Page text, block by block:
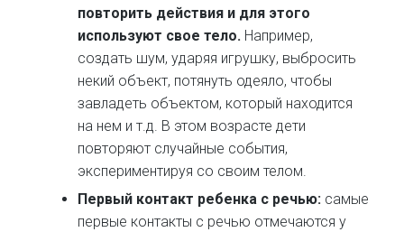
повторить действия и для этого
используют свое тело. Например,
создать шум, ударяя игрушку, выбросить
некий объект, потянуть одеяло, чтобы
завладеть объектом, который находится
на нем и т.д. В этом возрасте дети
повторяют случайные события,
экспериментируя со своим телом.
Первый контакт ребенка с речью: самые
первые контакты с речью отмечаются у